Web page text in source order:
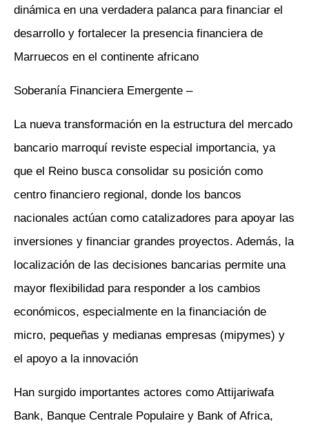
dinámica en una verdadera palanca para financiar el
desarrollo y fortalecer la presencia financiera de
Marruecos en el continente africano
– Soberanía Financiera Emergente
La nueva transformación en la estructura del mercado
bancario marroquí reviste especial importancia, ya
que el Reino busca consolidar su posición como
centro financiero regional, donde los bancos
nacionales actúan como catalizadores para apoyar las
inversiones y financiar grandes proyectos. Además, la
localización de las decisiones bancarias permite una
mayor flexibilidad para responder a los cambios
económicos, especialmente en la financiación de
micro, pequeñas y medianas empresas (mipymes) y
el apoyo a la innovación
Han surgido importantes actores como Attijariwafa
Bank, Banque Centrale Populaire y Bank of Africa,